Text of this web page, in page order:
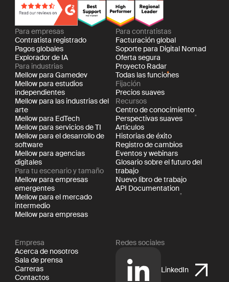
Para empresas
Contratista registrado
Pagos globales
Explorador de IA
Para industrias
Mellow para Gamedev
Mellow para estudios
independientes
Mellow para las industrias del
arte
Mellow para EdTech
Mellow para servicios de TI
Mellow para el desarrollo de
software
Mellow para agencias
digitales
Para tu escenario y tamaño
Mellow para empresas
emergentes
Mellow para el mercado
intermedio
Mellow para empresas
Para contratistas
Facturación global
Soporte para Digital Nomad
Oferta segura
Proyecto Radar
Todas las funciones
Fijación
Precios suaves
Recursos
Centro de conocimiento
Perspectivas suaves
Artículos
Historias de éxito
Registro de cambios
Eventos y webinars
Glosario sobre el futuro del
trabajo
Nuevo libro de trabajo
API Documentation
Empresa
Acerca de nosotros
Sala de prensa
Carreras
Contactos
Redes sociales
LinkedIn